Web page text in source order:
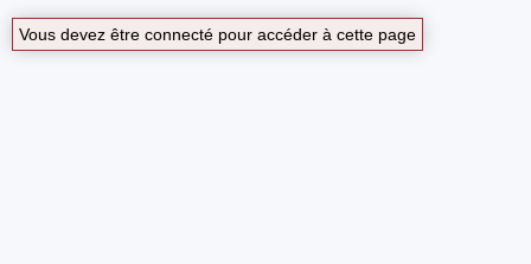
Vous devez être connecté pour accéder à cette page